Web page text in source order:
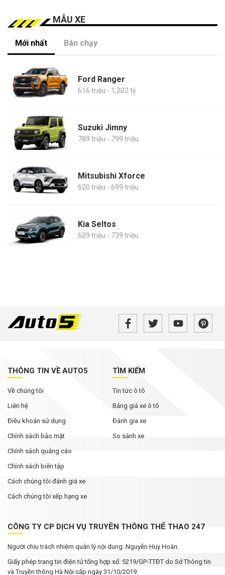
MẪU XE
Mới nhất Bán chạy
Ford Ranger
616 triệu - 1,202 tỷ
Suzuki Jimny
789 triệu - 799 triệu
Mitsubishi Xforce
620 triệu - 699 triệu
Kia Seltos
629 triệu - 739 triệu
THÔNG TIN VỀ AUTO5
Về chúng tôi
Liên hệ
Điều khoản sử dụng
Chính sách bảo mật
Chính sách quảng cáo
Chính sách biên tập
Cách chúng tôi đánh giá xe
Cách chúng tôi xếp hạng xe
TÌM KIẾM
Tin tức ô tô
Bảng giá xe ô tô
Đánh gia xe
So sánh xe
CÔNG TY CP DỊCH VỤ TRUYỀN THÔNG THỂ THAO 247
Người chịu trách nhiệm quản lý nội dung: Nguyễn Huy Hoàn.
Giấy phép trang tin điện tử tổng hợp số: 5219/GP-TTĐT do Sở Thông tin
và Truyền thông Hà Nội cấp ngày 31/10/2019.